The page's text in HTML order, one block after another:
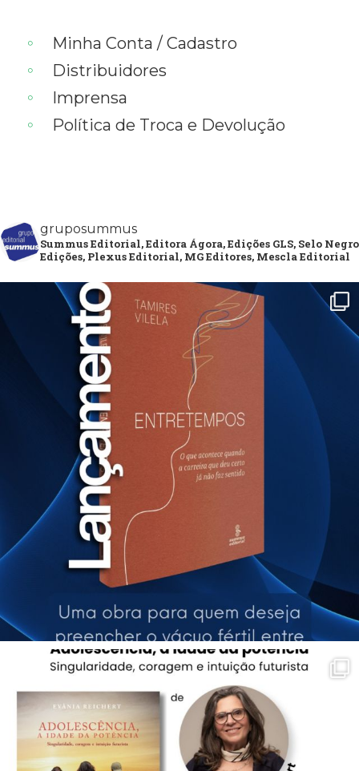
Minha Conta / Cadastro
Distribuidores
Imprensa
Política de Troca e Devolução
gruposummus
Summus Editorial, Editora Ágora, Edições GLS, Selo Negro
Edições, Plexus Editorial, MG Editores, Mescla Editorial